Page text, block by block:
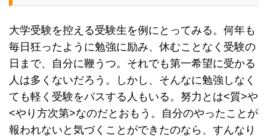
大学受験を控える受験生を例にとってみる。何年も
毎日狂ったように勉強に励み、休むことなく受験の
日まで、自分に鞭うつ。それでも第一希望に受かる
人は多くないだろう。しかし、そんなに勉強しなく
ても軽く受験をパスする人もいる。努力とは<質>や
<やり方次第>なのだとおもう。自分のやったことが
報われないと気づくことができたのなら、すんなり